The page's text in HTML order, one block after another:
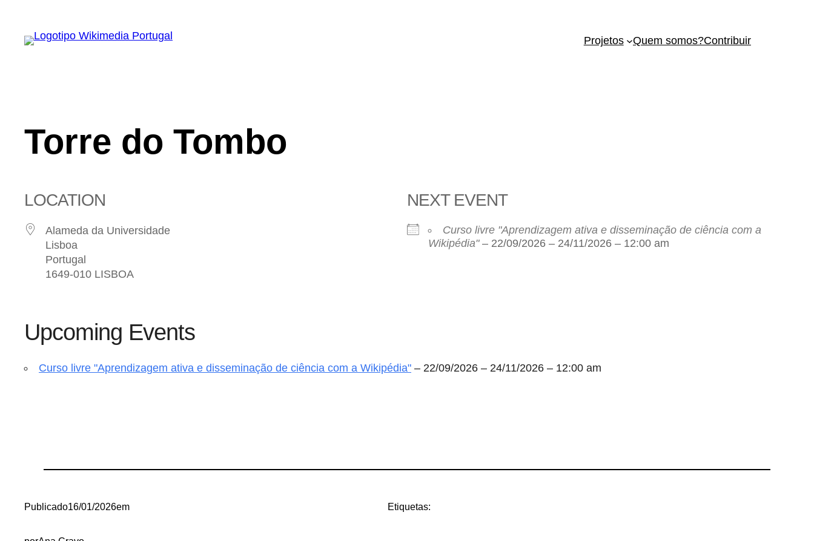
Projetos Quem somos?Contribuir
Torre do Tombo
LOCATION
Alameda da Universidade
Lisboa
Portugal
1649-010 LISBOA
NEXT EVENT
Curso livre "Aprendizagem ativa e disseminação de ciência com a
Wikipédia"– 22/09/2026 – 24/11/2026 – 12:00 am
Upcoming Events
Curso livre "Aprendizagem ativa e disseminação de ciência com a Wikipédia" – 22/09/2026 – 24/11/2026 – 12:00 am
Publicado16/01/2026em Etiquetas: